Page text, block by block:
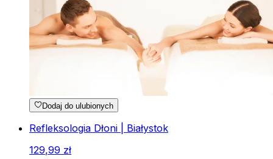
Dodaj do ulubionych
Refleksologia Dłoni | Białystok
129,99 zł